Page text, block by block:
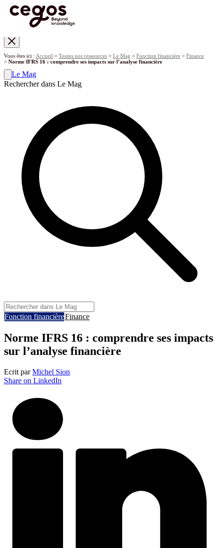
Vous êtes ici : Accueil > Toutes nos ressources > Le Mag > Fonction financière > Finance
> Norme IFRS 16 : comprendre ses impacts sur l’analyse financière
Le Mag
Rechercher dans Le Mag
Fonction financièreFinance
Norme IFRS 16 : comprendre ses impacts
sur l’analyse financière
Ecrit parMichel Sion
Share on LinkedIn